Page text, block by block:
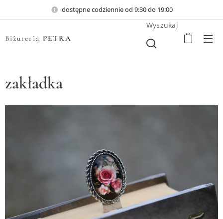
dostępne codziennie od 9:30 do 19:00
Biżuteria PETRA
Wyszukaj
zakładka